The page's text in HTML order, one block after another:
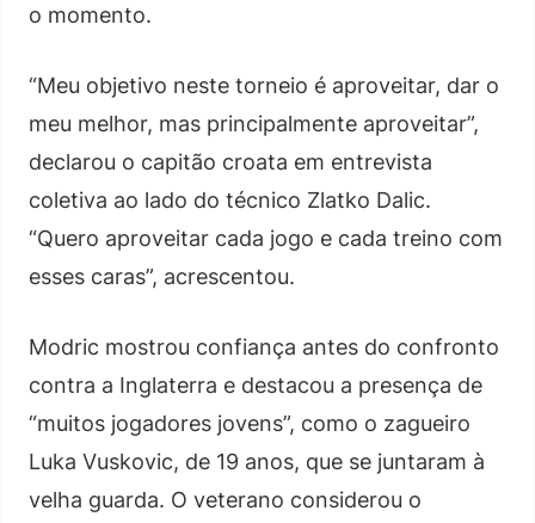
o momento.
“Meu objetivo neste torneio é aproveitar, dar o
meu melhor, mas principalmente aproveitar”,
declarou o capitão croata em entrevista
coletiva ao lado do técnico Zlatko Dalic.
“Quero aproveitar cada jogo e cada treino com
esses caras”, acrescentou.
Modric mostrou confiança antes do confronto
contra a Inglaterra e destacou a presença de
“muitos jogadores jovens”, como o zagueiro
Luka Vuskovic, de 19 anos, que se juntaram à
velha guarda. O veterano considerou o